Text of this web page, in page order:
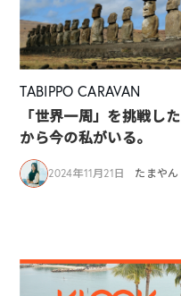
TABIPPO CARAVAN
「世界一周」を挑戦した
から今の私がいる。
2024年11月21日 たまやん